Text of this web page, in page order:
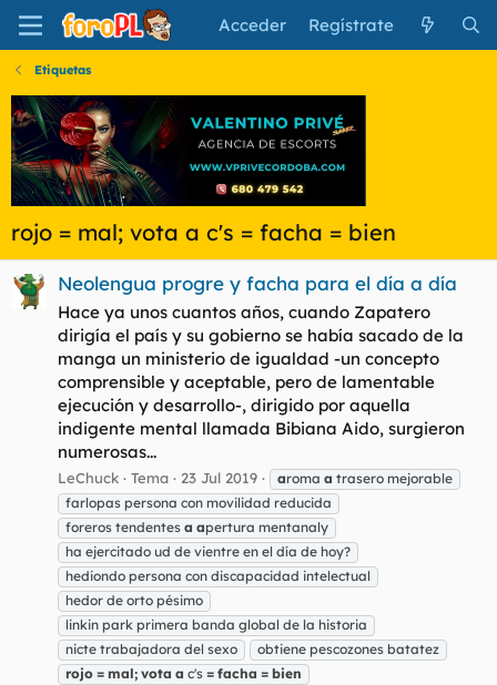
Acceder Regístrate
Etiquetas
rojo = mal; vota a c's = facha = bien
Neolengua progre y facha para el día a día
Hace ya unos cuantos años, cuando Zapatero
dirigía el país y su gobierno se había sacado de la
manga un ministerio de igualdad -un concepto
comprensible y aceptable, pero de lamentable
ejecución y desarrollo-, dirigido por aquella
indigente mental llamada Bibiana Aido, surgieron
numerosas...
LeChuck Tema 23 Jul 2019 aroma a trasero mejorable
farlopas persona con movilidad reducida
foreros tendentes a apertura mentanaly
ha ejercitado ud de vientre en el día de hoy?
hediondo persona con discapacidad intelectual
hedor de orto pésimo
linkin park primera banda global de la historia
nicte trabajadora del sexo
obtiene pescozones batatez
rojo = mal; vota a c's = facha = bien